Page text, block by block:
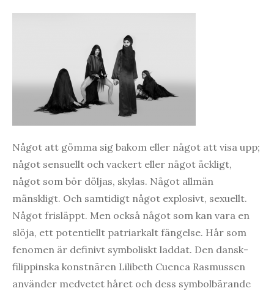
Något att gömma sig bakom eller något att visa upp;
något sensuellt och vackert eller något äckligt,
något som bör döljas, skylas. Något allmän
mänskligt. Och samtidigt något explosivt, sexuellt.
Något frisläppt. Men också något som kan vara en
slöja, ett potentiellt patriarkalt fängelse. Hår som
fenomen är definivt symboliskt laddat. Den dansk-
filippinska konstnären Lilibeth Cuenca Rasmussen
använder medvetet håret och dess symbolbärande